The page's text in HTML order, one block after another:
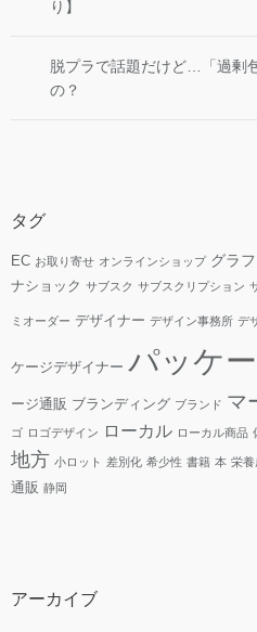
り】
脱プラで話題だけど…「過剰
の？
タグ
EC お取り寄せ オンラインショップ グラ
ナショック サブスク サブスクリプション
ミオーダー デザイナー デザイン事務所 デ
ケージデザイナー パッケ
ージ通販 ブランディング ブランド マ
ゴ ロゴデザイン ローカル ローカル商品
地方 小ロット 差別化 希少性 書籍 本 栄養
通販 静岡
アーカイブ